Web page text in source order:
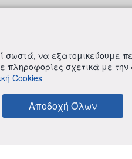
ΚΑΙ ΑΝΑΚΟΥΦΙΣΗ ΑΠΟ
ΕΥΑΙΣΘΗΤΗΣ ΠΕΡΙΟΧΗΣ
ΔΙΑΤΡΟΦΗΣ
να εξατομικεύουμε
πληροφορίες σχετικά με
Cookies
Αποδοχή Όλων